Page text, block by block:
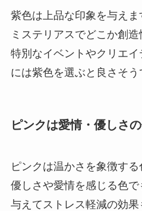
紫色は上品な印象を与えま
ミステリアスでどこか創造
特別なイベントやクリエ
には紫色を選ぶと良さそう
ピンクは愛情・優しさ
ピンクは温かさを象徴する
優しさや愛情を感じる色
与えてストレス軽減の効果